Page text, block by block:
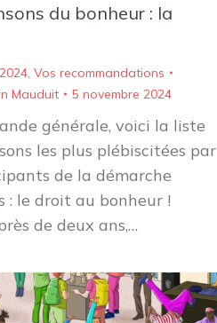
du bonheur : la
, Vos recommandations
Mauduit 5 novembre 2024
générale, voici la liste
les plus plébiscitées par
de la démarche
: le droit au bonheur !
de deux ans,…